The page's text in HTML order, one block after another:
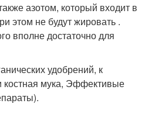
азотом, который входит в
этом не будут жировать .
вполне достаточно для
удобрений, к
костная мука, Эффективые